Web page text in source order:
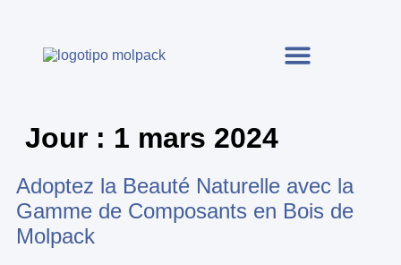
Jour : 1 mars 2024
Adoptez la Beauté Naturelle avec la
Gamme de Composants en Bois de
Molpack